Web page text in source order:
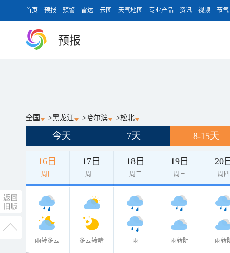
首页 预报 预警 雷达 云图 天气地图 专业产品 资讯 视频 节气
预报
全国 >黑龙江 >哈尔滨 >松北
今天 7天 8-15天
16日
周日
17日
周一
18日
周二
19日
周三
20
周四
雨转多云 多云转晴 雨 雨转阴 雨转